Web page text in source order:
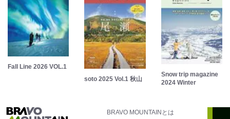
Fall Line 2026 VOL.1
soto 2025 Vol.1 秋山
Snow trip magazine
2024 Winter
BRAVO MOUNTAINとは